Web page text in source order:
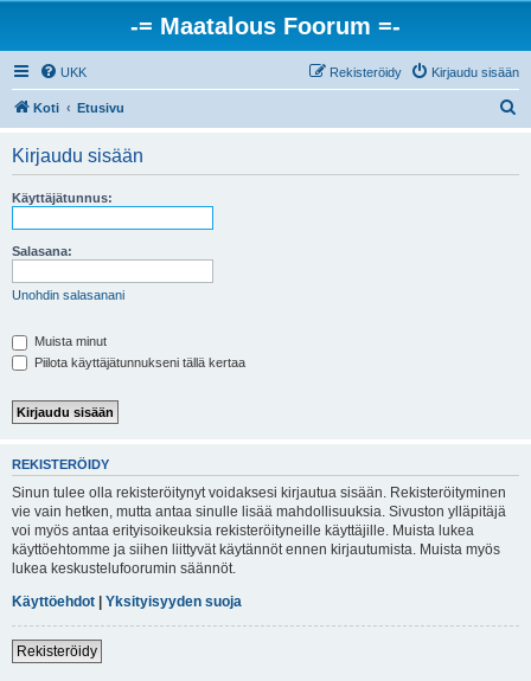
-= Maatalous Foorum =-
UKK Kirjaudu sisään
Rekisteröidy
Koti Etusivu
Kirjaudu sisään
Käyttäjätunnus:
Salasana:
Unohdin salasanani
Muista minut
Piilota käyttäjätunnukseni tällä kertaa
REKISTERÖIDY
Sinun tulee olla rekisteröitynyt voidaksesi kirjautua sisään. Rekisteröityminen
vie vain hetken, mutta antaa sinulle lisää mahdollisuuksia. Sivuston ylläpitäjä
voi myös antaa erityisoikeuksia rekisteröityneille käyttäjille. Muista lukea
käyttöehtomme ja siihen liittyvät käytännöt ennen kirjautumista. Muista myös
lukea keskustelufoorumin säännöt.
Käyttöehdot | Yksityisyyden suoja
Rekisteröidy